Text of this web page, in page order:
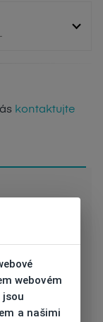
kontaktujte
SPORT
webovém
jsou
a našimi